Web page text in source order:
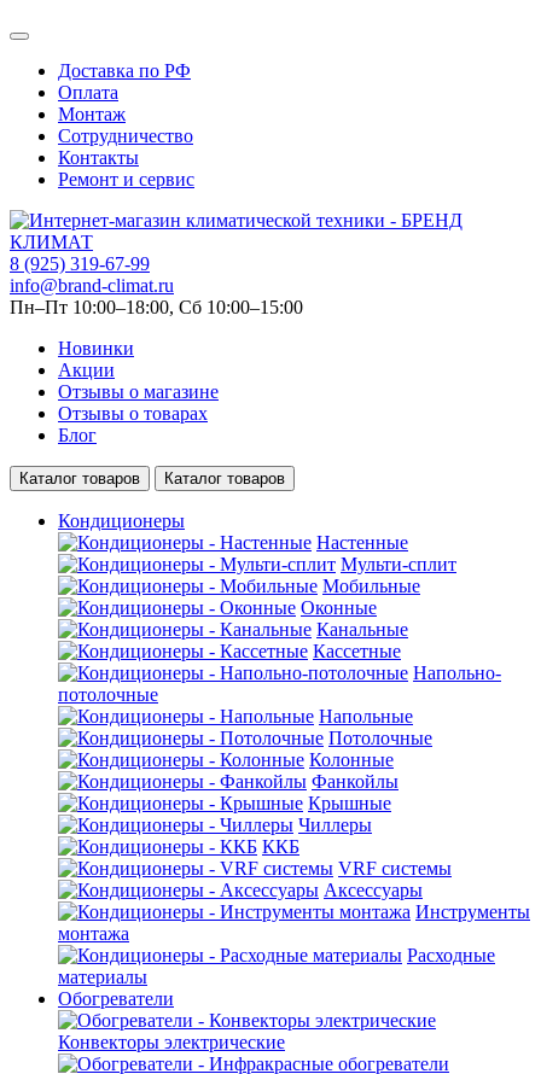
Доставка по РФ
Оплата
Монтаж
Сотрудничество
Контакты
Ремонт и сервис
8 (925) 319-67-99
info@brand-climat.ru
Пн–Пт 10:00–18:00, Сб 10:00–15:00
Новинки
Акции
Отзывы о магазине
Отзывы о товарах
Блог
Каталог товаров Каталог товаров
Кондиционеры
Настенные
Мульти-сплит
Мобильные
Оконные
Канальные
Кассетные
Напольно-
потолочные
Напольные
Потолочные
Колонные
Фанкойлы
Крышные
Чиллеры
ККБ
VRF системы
Аксессуары
Инструменты
монтажа
Расходные
материалы
Обогреватели
Конвекторы электрические